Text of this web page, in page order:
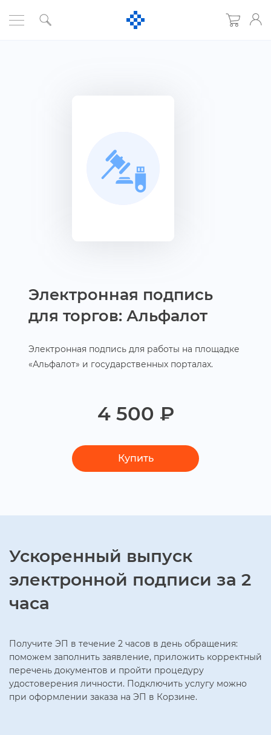
Электронная подпись
для торгов: Альфалот
Электронная подпись для работы на площадке
«Альфалот» и государственных порталах.
4 500 ₽
Купить
Ускоренный выпуск
электронной подписи за 2
часа
Получите ЭП в течение 2 часов в день обращения:
поможем заполнить заявление, приложить корректный
перечень документов и пройти процедуру
удостоверения личности. Подключить услугу можно
при оформлении заказа на ЭП в Корзине.